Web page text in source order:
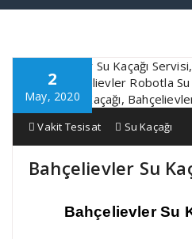
2
May, 2020
Vakit Tesisat Su Kaçağı
Bahçelievler Su
Bahçelievler Su